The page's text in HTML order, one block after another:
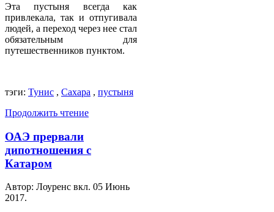
Эта пустыня всегда как
привлекала, так и отпугивала
людей, а переход через нее стал
обязательным для
путешественников пунктом.
тэги: Тунис , Сахара , пустыня
Продолжить чтение
ОАЭ прервали
дипотношения с
Катаром
Автор: Лоуренс вкл. 05 Июнь
2017.